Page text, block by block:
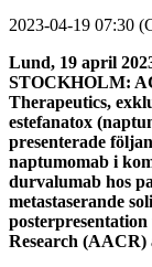
2023-04-19 07:30
Lund, 19 april
STOCKHOLM:
Therapeutics,
estefanatox
presenterade
naptumomab i
durvalumab hos
metastaserande
Research (AACR)